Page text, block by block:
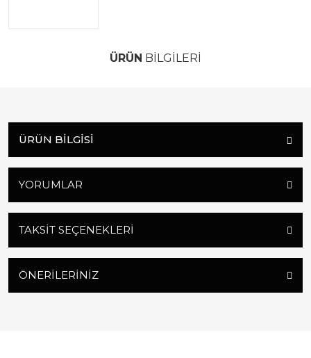
ÜRÜN BİLGİLERİ
ÜRÜN BILGISI
YORUMLAR
TAKSIT SEÇENEKLERI
ÖNERILERINIZ